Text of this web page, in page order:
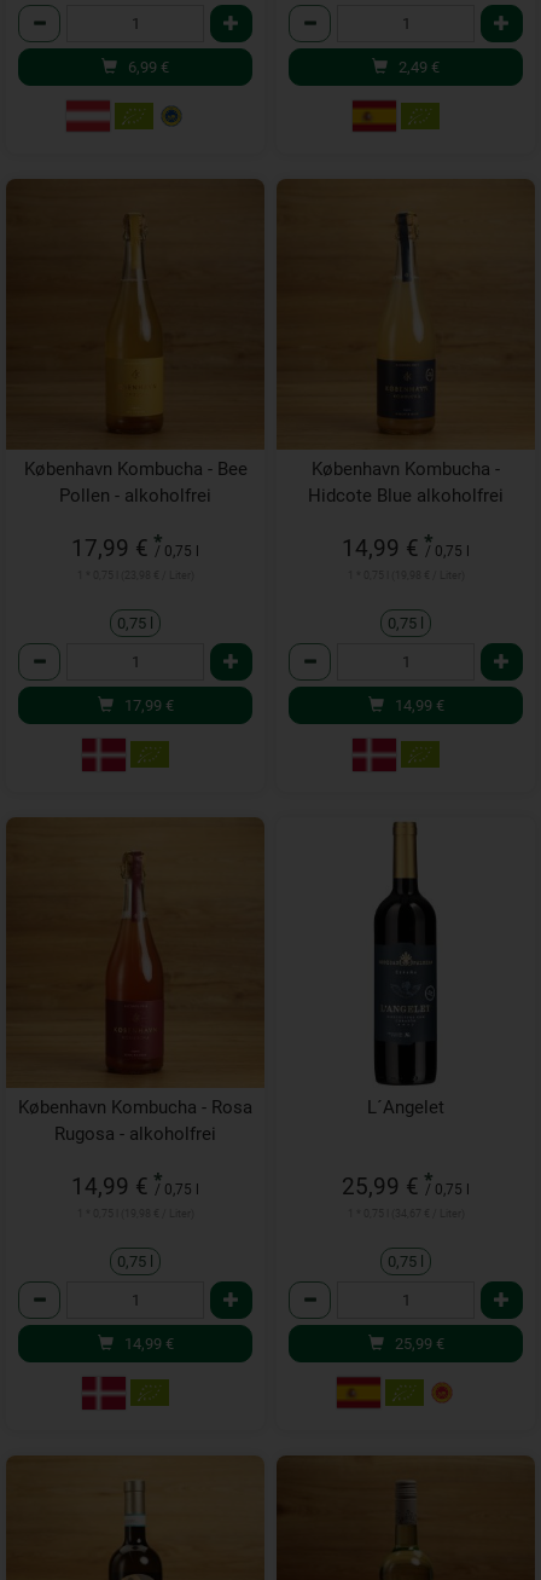
Anzahl
6,99 €
Anzahl
2,49 €
København Kombucha - Bee
Pollen - alkoholfrei
17,99 € *
/ 0,75 l
0,75 l
Anzahl
17,99 €
København Kombucha -
Hidcote Blue alkoholfrei
14,99 € *
/ 0,75 l
0,75 l
Anzahl
14,99 €
København Kombucha - Rosa
Rugosa - alkoholfrei
14,99 € *
/ 0,75 l
0,75 l
Anzahl
14,99 €
L´Angelet
25,99 € *
/ 0,75 l
0,75 l
Anzahl
25,99 €